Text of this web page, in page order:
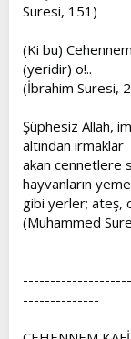
Suresi, 151)
(Ki bu)
(yeridir) o!..
(İbrahim Suresi,
Şüphesiz Allah,
altından ırmaklar
akan cennetlere
hayvanların
gibi yerler; ateş,
(Muhammed
--------------